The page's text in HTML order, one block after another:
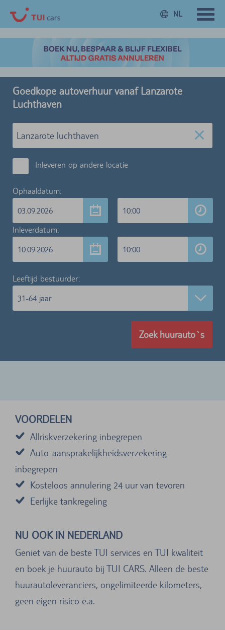
NL
Goedkope autoverhuur vanaf Lanzarote
Luchthaven
Inleveren op andere locatie
Ophaaldatum:
03.09.2026
10:00
Inleverdatum:
10.09.2026
10:00
Leeftijd bestuurder:
31-64 jaar
Zoek huurauto`s
VOORDELEN
Allriskverzekering inbegrepen
Auto-aansprakelijkheidsverzekering
inbegrepen
Kosteloos annulering 24 uur van tevoren
Eerlijke tankregeling
NU OOK IN NEDERLAND
Geniet van de beste TUI services en TUI kwaliteit
en boek je huurauto bij TUI CARS. Alleen de beste
huurautoleveranciers, ongelimiteerde kilometers,
geen eigen risico e.a.